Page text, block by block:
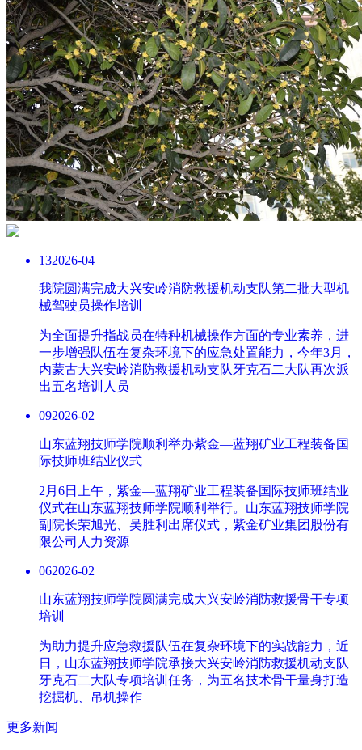
132026-04
我院圆满完成大兴安岭消防救援机动支队第二批大型机
械驾驶员操作培训
为全面提升指战员在特种机械操作方面的专业素养，进
一步增强队伍在复杂环境下的应急处置能力，今年3月，
内蒙古大兴安岭消防救援机动支队牙克石二大队再次派
出五名培训人员
092026-02
山东蓝翔技师学院顺利举办紫金—蓝翔矿业工程装备国
际技师班结业仪式
2月6日上午，紫金—蓝翔矿业工程装备国际技师班结业
仪式在山东蓝翔技师学院顺利举行。山东蓝翔技师学院
副院长荣旭光、吴胜利出席仪式，紫金矿业集团股份有
限公司人力资源
062026-02
山东蓝翔技师学院圆满完成大兴安岭消防救援骨干专项
培训
为助力提升应急救援队伍在复杂环境下的实战能力，近
日，山东蓝翔技师学院承接大兴安岭消防救援机动支队
牙克石二大队专项培训任务，为五名技术骨干量身打造
挖掘机、吊机操作
更多新闻